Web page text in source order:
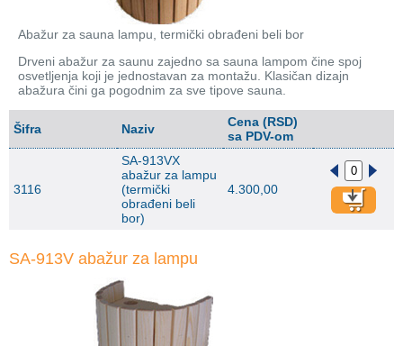
X - Adventure time
Abažur za sauna lampu, termički obrađeni beli bor
Drveni abažur za saunu zajedno sa sauna lampom čine spoj
osvetljenja koji je jednostavan za montažu. Klasičan dizajn
abažura čini ga pogodnim za sve tipove sauna.
Šifra Naziv
Cena (RSD)
sa PDV-om
3116
SA-913VX
abažur za lampu
(termički
obrađeni beli
bor)
4.300,00
SA-913V abažur za lampu